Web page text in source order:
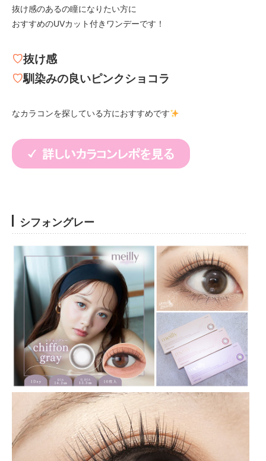
抜け感のあるの瞳になりたい方に
おすすめのUVカット付きワンデーです！
♡抜け感
♡馴染みの良いピンクショコラ
なカラコンを探している方におすすめです
シフォングレー